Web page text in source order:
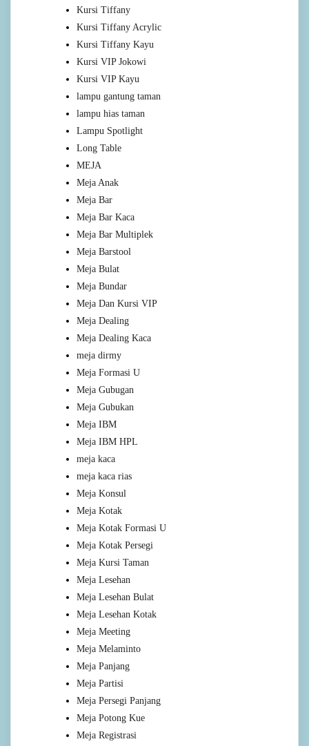
Kursi Tiffany
Kursi Tiffany Acrylic
Kursi Tiffany Kayu
Kursi VIP Jokowi
Kursi VIP Kayu
lampu gantung taman
lampu hias taman
Lampu Spotlight
Long Table
MEJA
Meja Anak
Meja Bar
Meja Bar Kaca
Meja Bar Multiplek
Meja Barstool
Meja Bulat
Meja Bundar
Meja Dan Kursi VIP
Meja Dealing
Meja Dealing Kaca
meja dirmy
Meja Formasi U
Meja Gubugan
Meja Gubukan
Meja IBM
Meja IBM HPL
meja kaca
meja kaca rias
Meja Konsul
Meja Kotak
Meja Kotak Formasi U
Meja Kotak Persegi
Meja Kursi Taman
Meja Lesehan
Meja Lesehan Bulat
Meja Lesehan Kotak
Meja Meeting
Meja Melaminto
Meja Panjang
Meja Partisi
Meja Persegi Panjang
Meja Potong Kue
Meja Registrasi